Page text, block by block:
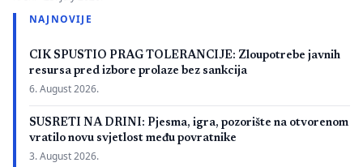
zbog neispunjavanja propisanih uslova. Presuda bi mogla
imati značaj i za druge postupke koje bivši studenti spornih
Hercegovini. […]
NAJNOVIJE
CIK SPUSTIO PRAG TOLERANCIJE: Zloupotrebe javnih
resursa pred izbore prolaze bez sankcija
6. August 2026.
SUSRETI NA DRINI: Pjesma, igra, pozorište na otvorenom
vratilo novu svjetlost među povratnike
3. August 2026.